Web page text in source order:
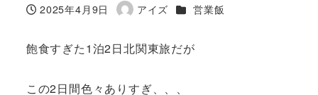
投稿日
2025年4月9日
著
アイズ カテゴリー
営業飯
飽食すぎた1泊2日北関東旅だが
この2日間色々ありすぎ、、、